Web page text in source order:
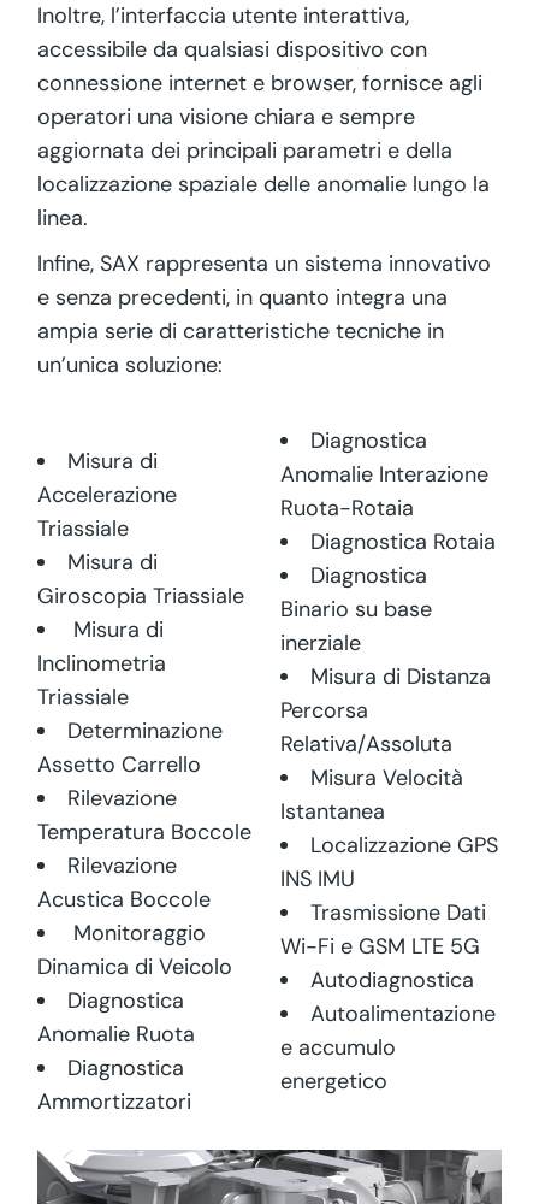
Inoltre, l’interfaccia utente interattiva,
accessibile da qualsiasi dispositivo con
connessione internet e browser, fornisce agli
operatori una visione chiara e sempre
aggiornata dei principali parametri e della
localizzazione spaziale delle anomalie lungo la
linea.
Infine, SAX rappresenta un sistema innovativo
e senza precedenti, in quanto integra una
ampia serie di caratteristiche tecniche in
un’unica soluzione:
Misura di
Accelerazione
Triassiale
Misura di
Giroscopia Triassiale
Misura di
Inclinometria
Triassiale
Determinazione
Assetto Carrello
Rilevazione
Temperatura Boccole
Rilevazione
Acustica Boccole
Monitoraggio
Dinamica di Veicolo
Diagnostica
Anomalie Ruota
Diagnostica
Ammortizzatori
Diagnostica
Anomalie Interazione
Ruota-Rotaia
Diagnostica Rotaia
Diagnostica
Binario su base
inerziale
Misura di Distanza
Percorsa
Relativa/Assoluta
Misura Velocità
Istantanea
Localizzazione GPS
INS IMU
Trasmissione Dati
Wi-Fi e GSM LTE 5G
Autodiagnostica
Autoalimentazione
e accumulo
energetico